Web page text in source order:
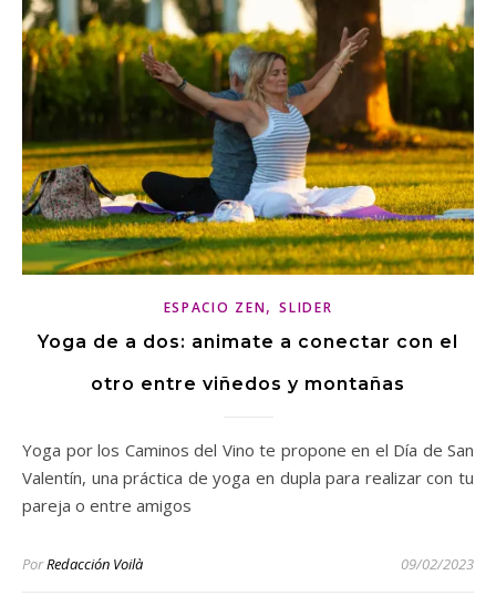
ESPACIO ZEN,SLIDER
Yoga de a dos: animate a conectar con el
otro entre viñedos y montañas
Yoga por los Caminos del Vino te propone en el Día de San
Valentín, una práctica de yoga en dupla para realizar con tu
pareja o entre amigos
PorRedacción Voilà 09/02/2023